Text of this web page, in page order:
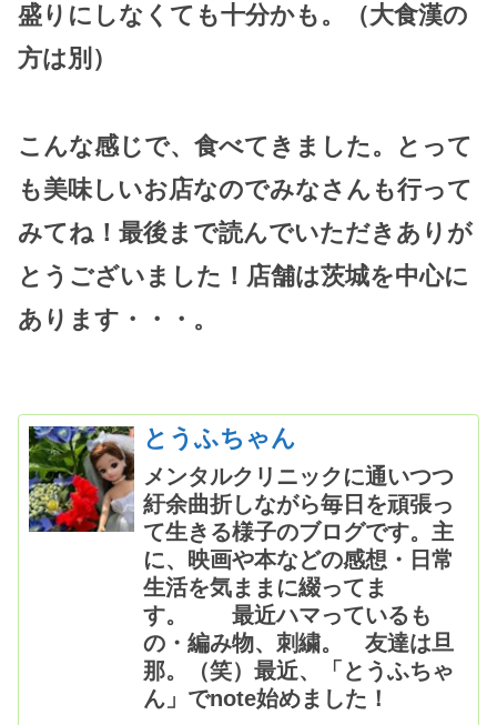
盛りにしなくても十分かも。（大食漢の
方は別）
こんな感じで、食べてきました。とって
も美味しいお店なのでみなさんも行って
みてね！最後まで読んでいただきありが
とうございました！店舗は茨城を中心に
あります・・・。
とうふちゃん
メンタルクリニックに通いつつ
紆余曲折しながら毎日を頑張っ
て生きる様子のブログです。主
に、映画や本などの感想・日常
生活を気ままに綴ってま
す。 最近ハマっているも
の・編み物、刺繍。 友達は旦
那。（笑）最近、「とうふちゃ
ん」でnote始めました！